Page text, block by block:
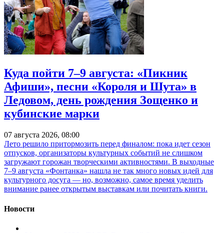
Куда пойти 7–9 августа: «Пикник
Афиши», песни «Короля и Шута» в
Ледовом, день рождения Зощенко и
кубинские марки
07 августа 2026, 08:00
Лето решило притормозить перед финалом: пока идет сезон
отпусков, организаторы культурных событий не слишком
загружают горожан творческими активностями. В выходные
7–9 августа «Фонтанка» нашла не так много новых идей для
культурного досуга — но, возможно, самое время уделить
внимание ранее открытым выставкам или почитать книги.
Новости